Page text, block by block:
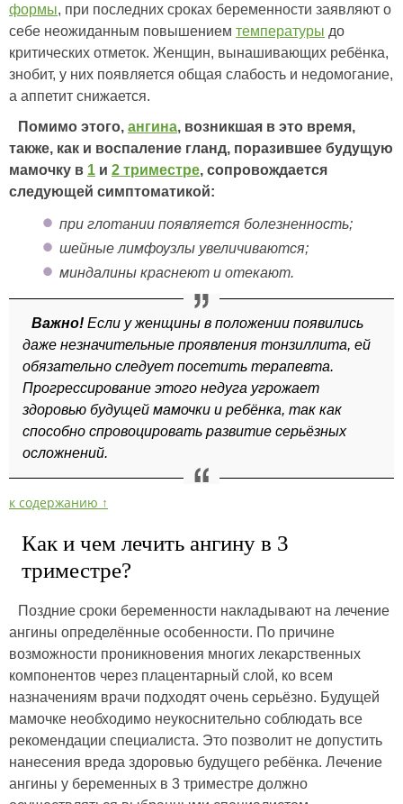
формы, при последних сроках беременности заявляют о
себе неожиданным повышением температуры до
критических отметок. Женщин, вынашивающих ребёнка,
знобит, у них появляется общая слабость и недомогание,
а аппетит снижается.
Помимо этого, ангина, возникшая в это время,
также, как и воспаление гланд, поразившее будущую
мамочку в 1 и 2 триместре, сопровождается
следующей симптоматикой:
при глотании появляется болезненность;
шейные лимфоузлы увеличиваются;
миндалины краснеют и отекают.
Важно! Если у женщины в положении появились
даже незначительные проявления тонзиллита, ей
обязательно следует посетить терапевта.
Прогрессирование этого недуга угрожает
здоровью будущей мамочки и ребёнка, так как
способно спровоцировать развитие серьёзных
осложнений.
к содержанию ↑
Как и чем лечить ангину в 3
триместре?
Поздние сроки беременности накладывают на лечение
ангины определённые особенности. По причине
возможности проникновения многих лекарственных
компонентов через плацентарный слой, ко всем
назначениям врачи подходят очень серьёзно. Будущей
мамочке необходимо неукоснительно соблюдать все
рекомендации специалиста. Это позволит не допустить
нанесения вреда здоровью будущего ребёнка. Лечение
ангины у беременных в 3 триместре должно